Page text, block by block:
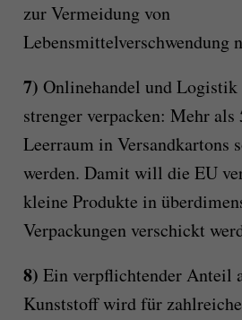
zur Vermeidung von
Lebensmittelverschwendung
7) Onlinehandel und
strenger verpacken: Mehr als
Leerraum in Versandkartons
werden. Damit will die EU
kleine Produkte in
Verpackungen verschickt
8) Ein verpflichtender Anteil
Kunststoff wird für